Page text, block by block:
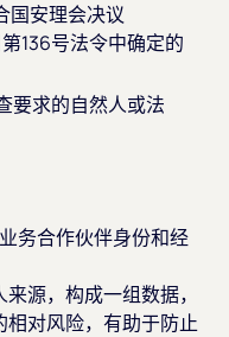
国安理会决议
136号法令中确定的
要求的自然人或法
务合作伙伴身份和经
源，构成一组数据，
对风险，有助于防止